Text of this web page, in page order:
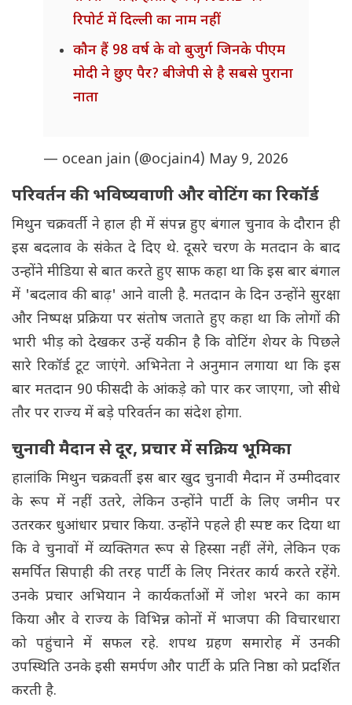
रिपोर्ट में दिल्ली का नाम नहीं
कौन हैं 98 वर्ष के वो बुजुर्ग जिनके पीएम
मोदी ने छुए पैर? बीजेपी से है सबसे पुराना
नाता
— ocean jain (@ocjain4) May 9, 2026
परिवर्तन की भविष्यवाणी और वोटिंग का रिकॉर्ड
मिथुन चक्रवर्ती ने हाल ही में संपन्न हुए बंगाल चुनाव के दौरान ही
इस बदलाव के संकेत दे दिए थे. दूसरे चरण के मतदान के बाद
उन्होंने मीडिया से बात करते हुए साफ कहा था कि इस बार बंगाल
में 'बदलाव की बाढ़' आने वाली है. मतदान के दिन उन्होंने सुरक्षा
और निष्पक्ष प्रक्रिया पर संतोष जताते हुए कहा था कि लोगों की
भारी भीड़ को देखकर उन्हें यकीन है कि वोटिंग शेयर के पिछले
सारे रिकॉर्ड टूट जाएंगे. अभिनेता ने अनुमान लगाया था कि इस
बार मतदान 90 फीसदी के आंकड़े को पार कर जाएगा, जो सीधे
तौर पर राज्य में बड़े परिवर्तन का संदेश होगा.
चुनावी मैदान से दूर, प्रचार में सक्रिय भूमिका
हालांकि मिथुन चक्रवर्ती इस बार खुद चुनावी मैदान में उम्मीदवार
के रूप में नहीं उतरे, लेकिन उन्होंने पार्टी के लिए जमीन पर
उतरकर धुआंधार प्रचार किया. उन्होंने पहले ही स्पष्ट कर दिया था
कि वे चुनावों में व्यक्तिगत रूप से हिस्सा नहीं लेंगे, लेकिन एक
समर्पित सिपाही की तरह पार्टी के लिए निरंतर कार्य करते रहेंगे.
उनके प्रचार अभियान ने कार्यकर्ताओं में जोश भरने का काम
किया और वे राज्य के विभिन्न कोनों में भाजपा की विचारधारा
को पहुंचाने में सफल रहे. शपथ ग्रहण समारोह में उनकी
उपस्थिति उनके इसी समर्पण और पार्टी के प्रति निष्ठा को प्रदर्शित
करती है.